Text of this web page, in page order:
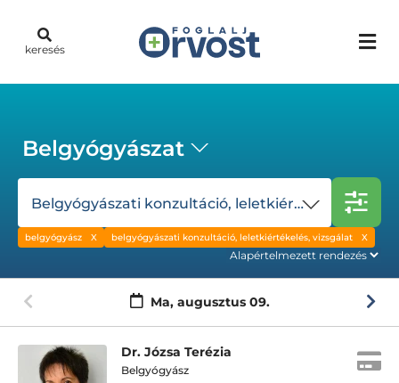
keresés
Belgyógyászat
Belgyógyászati konzultáció, leletkiértékelés, vizsgálat
belgyógyász belgyógyászati konzultáció, leletkiértékelés, vizsgálat
Ma, augusztus 09.
Dr. Józsa Terézia
Belgyógyász